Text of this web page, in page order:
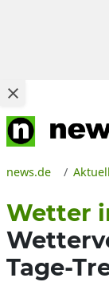
news.de
Wetter
Tage-